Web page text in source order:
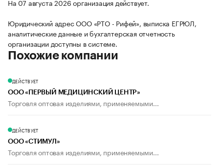
На 07 августа 2026 организация действует.
Юридический адрес ООО «РТО - Рифей», выписка ЕГРЮЛ,
аналитические данные и бухгалтерская отчетность
организации доступны в системе.
Похожие компании
ДЕЙСТВУЕТ
ООО «ПЕРВЫЙ МЕДИЦИНСКИЙ ЦЕНТР»
Торговля оптовая изделиями, применяемыми...
ДЕЙСТВУЕТ
ООО «СТИМУЛ»
Торговля оптовая изделиями, применяемыми...